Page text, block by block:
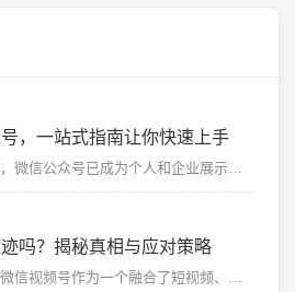
，一站式指南让你快速上手
在当今的移动互联网时代，微信公众号已成为个人和企业展示自己、与用户互动的重要平台。不仅是大公司，越来...
吗？揭秘真相与应对策略